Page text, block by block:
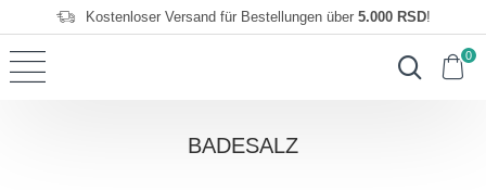
Kostenloser Versand für Bestellungen über 5.000 RSD!
0
BADESALZ